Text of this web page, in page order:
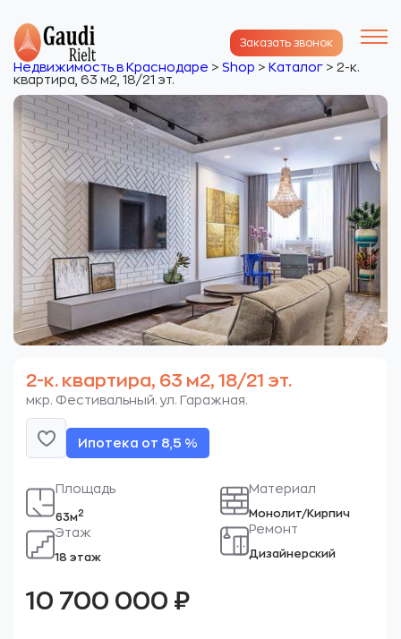
Заказать звонок
Недвижимость в Краснодаре > Shop > Каталог > 2-к.
квартира, 63 м2, 18/21 эт.
2-к. квартира, 63 м2, 18/21 эт.
мкр. Фестивальный. ул. Гаражная.
Ипотека от 8,5 %
Площадь
63м2
Этаж
18 этаж
Материал
Монолит/Кирпич
Ремонт
Дизайнерский
10 700 000 ₽